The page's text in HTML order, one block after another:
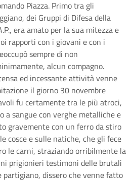
Piazza. Primo tra gli
dei Gruppi di Difesa della
era amato per la sua mitezza e
rapporti con i giovani e con i
sempre di non
alcun compagno.
ed incessante attività venne
il giorno 30 novembre
fu certamente tra le più atroci,
a sangue con verghe metalliche e
gravemente con un ferro da stiro
cosce e sulle natiche, che gli fece
le carni, straziando orribilmente la
prigionieri testimoni delle brutali
dissero che venne fatto